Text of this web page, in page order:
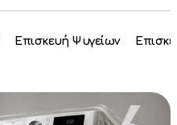
Επισκευή Ψυγείων